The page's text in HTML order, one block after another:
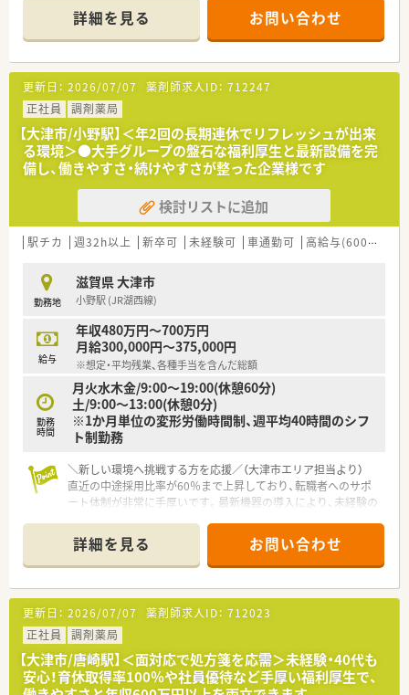
■研修制度は様々なプランがあり、集合研修だけでなく任意で受
講可能な研修も幅広く用意されています
■店舗で活躍する従業員、社外で活躍する従業員、将来経営幹部
となる従業員など、薬剤師として様々な活躍ができるフィールド
を用意されています
■総合薬剤師・調剤薬剤師（土日休み・19時までの勤務）どちらか
の働き方を選択できます
■調剤併設型だけでなく「医療モール・クリニック併設店舗」「敷
地内薬局」「訪問調剤特化型店舗」など様々な店舗を運営してい
ます
■在宅医療にも積極的取り組んでおり「訪問調剤特化型店舗」を
50店舗以上、無菌調剤室は業界最多の51店舗設置しています
■「プラチナくるみん認定企業」「健康経営優良法人2023（大規模
法人部門）認定」等を取得し一人ひとりが働きやすい環境が整備
されています
があるのも特徴です
詳細を見る お問い合わせ
更新日： 2026/07/07 薬剤師求人ID： 712247
正社員
調剤薬局
【大津市/小野駅】＜年2回の長期連休でリフレッシュが出来
る環境＞●大手グループの盤石な福利厚生と最新設備を完
備し、働きやすさ・続けやすさが整った企業様です
検討リストに追加
駅チカ 週32h以上 新卒可 未経験可 車通勤可 高給与(600万円以上)
勤務地
滋賀県 大津市
小野駅 (JR湖西線)
給与
年収480万円～700万円
月給300,000円～375,000円
※想定・平均残業、各種手当を含んだ総額
勤務
時間
月火水木金/9:00～19:00(休憩60分)
土/9:00～13:00(休憩0分)
※1か月単位の変形労働時間制、週平均40時間のシフ
ト制勤務
＼新しい環境へ挑戦する方を応援／（大津市エリア担当より）
直近の中途採用比率が60％まで上昇しており、転職者へのサポ
ート体制が非常に手厚いです。最新機器の導入により、未経験の
＊------------------------------------------＊
【店舗情報と応需状況について】
■JR湖西線の小野駅から徒歩4分という好立地にあり、地域の面
応需を中心に1日平均30枚ほどの処方箋を受け付けています
■薬剤師2名体制で一人ひとりの患者様と丁寧に向き合える環境
であり、地域の方々の健康を支える身近な相談窓口となっていま
す
■月曜から金曜は19時、土曜は13時までの開局となっており、無
理のないシフト編成でワークライフバランスを保つことが可能
です
詳細を見る お問い合わせ
更新日： 2026/07/07 薬剤師求人ID： 712023
正社員
調剤薬局
【大津市/唐崎駅】＜面対応で処方箋を応需＞未経験・40代も
安心！育休取得率100％や社員優待など手厚い福利厚生で、